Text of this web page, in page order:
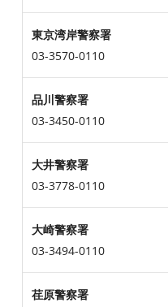
東京湾岸警察署
03-3570-0110
品川警察署
03-3450-0110
大井警察署
03-3778-0110
大崎警察署
03-3494-0110
荏原警察署